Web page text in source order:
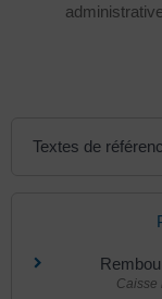
Textes de
Caisse